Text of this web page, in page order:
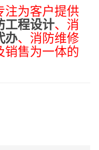
注为客户提供
工程设计、消
办、消防维修
销售为一体的